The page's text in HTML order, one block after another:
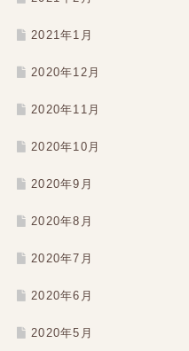
2021年1月
2020年12月
2020年11月
2020年10月
2020年9月
2020年8月
2020年7月
2020年6月
2020年5月